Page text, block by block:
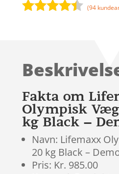
på
mmelser
(94
Fakta om
Olympisk
kg Black –
Navn: Lifemaxx
20 kg Black –
Pris: Kr. 985.00